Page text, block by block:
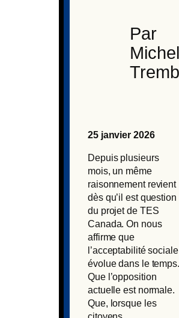
Par
Michel
25 janvier 2026
Depuis plusieurs
mois, un même
raisonnement revient
dès qu’il est question
du projet de TES
Canada. On nous
affirme que
l’acceptabilité sociale
évolue dans le temps.
Que l’opposition
actuelle est normale.
Que, lorsque les